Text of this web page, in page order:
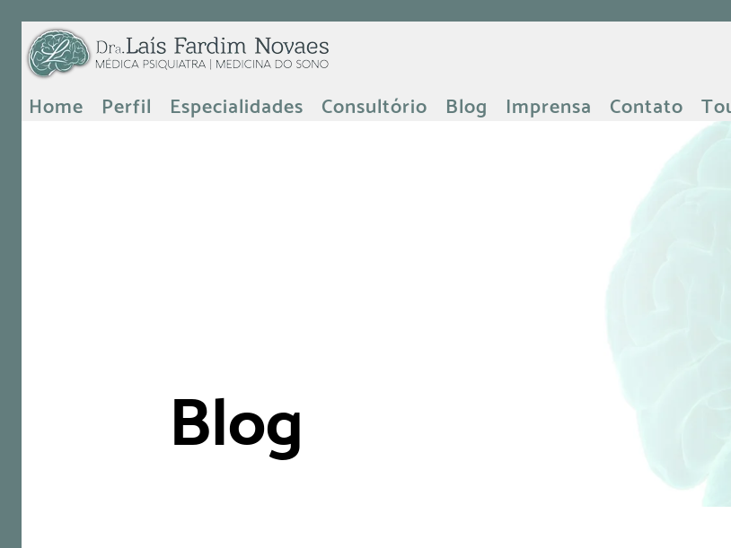
Home Perfil Especialidades Consultório Blog Imprensa Contato
Blog